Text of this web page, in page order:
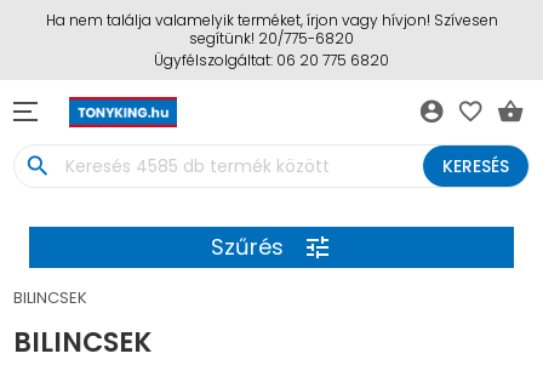
Ha nem találja valamelyik terméket, írjon vagy hívjon! Szívesen
segítünk! 20/775-6820
Ügyfélszolgáltat: 06 20 775 6820
account_circle favorite_border shopping_basket
search KERESÉS
Szűrés tune
BILINCSEK
BILINCSEK